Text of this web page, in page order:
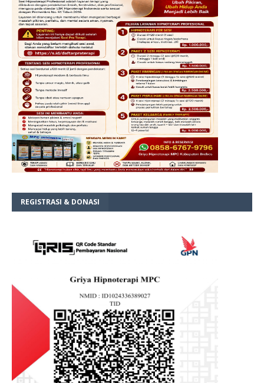
REGISTRASI & DONASI